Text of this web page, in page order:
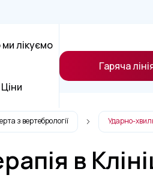
лікуємо
Ціни
Гаряча
з вертебрології Ударно-
в